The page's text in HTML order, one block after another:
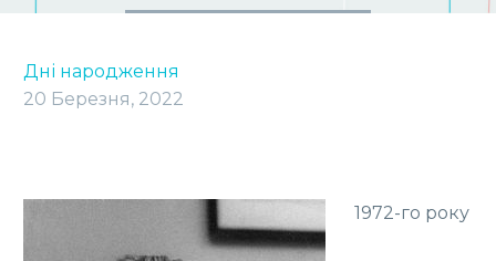
Дні народження
20 Березня, 2022
1972-го року